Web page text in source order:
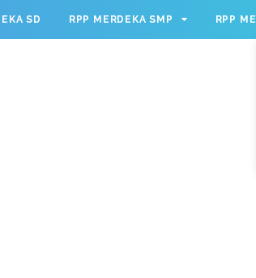
23209888932/
});
SD RPP MERDEKA SMP RPP